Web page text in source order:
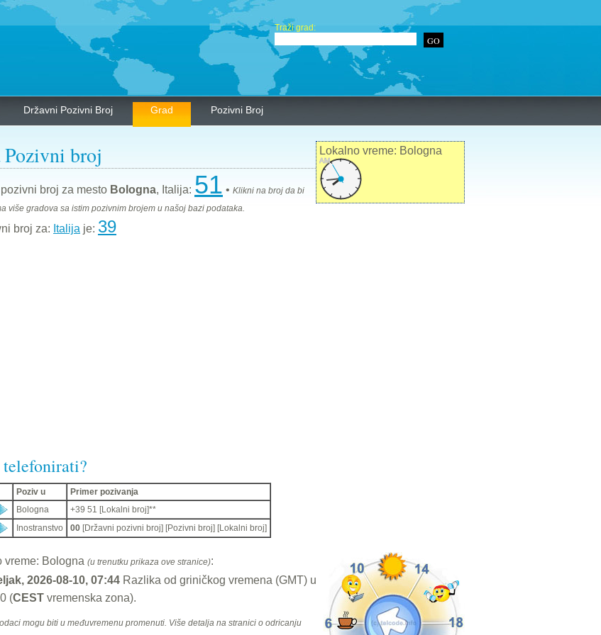
Traži grad:
Državni Pozivni Broj Grad Pozivni Broj
Lokalno vreme: Bologna
AM
broj
broj za mesto Bologna, Italija: 51 • Klikni na broj da bi
više gradova sa istim pozivnim brojem u našoj bazi podataka.
broj za: Italija je: 39
Poziv u
Primer pozivanja
Bologna
+39 51 [Lokalni broj]**
Inostranstvo 00 [Državni pozivni broj] [Pozivni broj] [Lokalni broj]
vreme: Bologna (u trenutku prikaza ove stranice):
2026-08-10, 07:44 Razlika od griničkog vremena (GMT) u
(CEST vremenska zona).
mogu biti u međuvremenu promenuti. Više detalja na stranici o odricanju